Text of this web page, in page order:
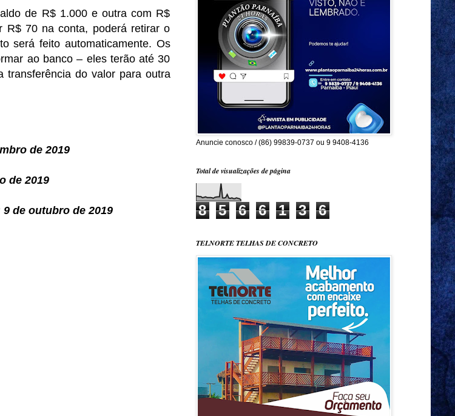
de R$ 1.000 e outra com R$
R$ 70 na conta, poderá retirar o
será feito automaticamente. Os
ao banco – eles terão até 30
transferência do valor para outra
de 2019
de 2019
de outubro de 2019
Anuncie conosco / (86) 99839-0737 ou 9 9408-4136
Total de visualizações de página
8 5 6 6 1 3 6
TELNORTE TELHAS DE CONCRETO